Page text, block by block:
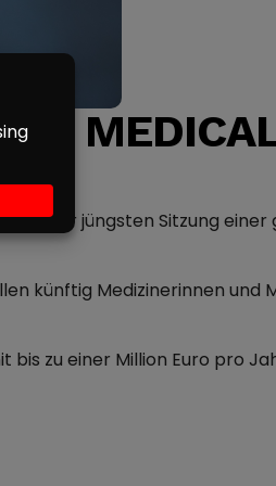
seiner jüngsten Sitzung einer
künftig Medizinerinnen und
zu einer Million Euro pro